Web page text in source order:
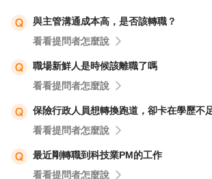
能力是可以隨時精進的，你確立一下自己
有發現什麼不足的就去學，能力咱們不嫌
以上供您參考~~
與主管溝通成本高，是否該轉職？
看看提問者怎麼說
職場新鮮人是時候該離職了嗎
看看提問者怎麼說
保險行政人員想轉換跑道，卻卡在學歷不
看看提問者怎麼說
最近剛轉職到科技業PM的工作
看看提問者怎麼說